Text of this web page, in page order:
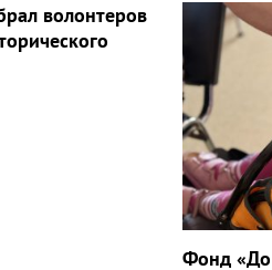
волонтеров
Фонд